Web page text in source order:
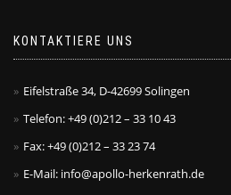
KONTAKTIERE UNS
Eifelstraße 34, D-42699 Solingen
Telefon: +49 (0)212 – 33 10 43
Fax: +49 (0)212 – 33 23 74
E-Mail: info@apollo-herkenrath.de